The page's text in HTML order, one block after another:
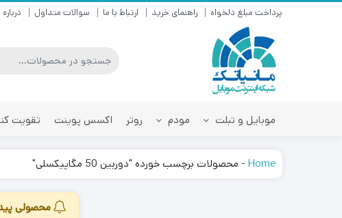
پرداخت مبلغ دلخواه راهنمای خرید ارتباط با ما سوالات متداول درباره
موبایل و تبلت مودم روتر اکسس پوینت تقویت
Home
- محصولات برچسب خورده "دوربین 50 مگاپیکسلی"
محصولی